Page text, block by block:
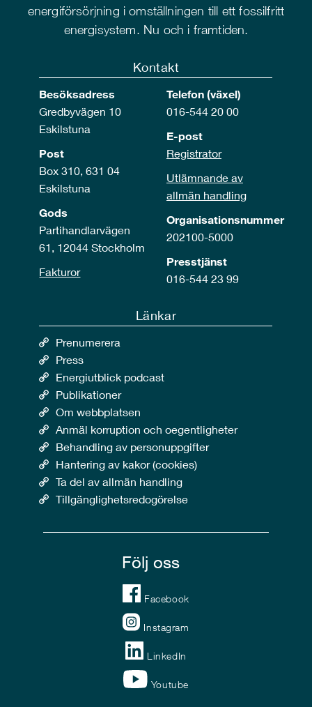
energiförsörjning i omställningen till ett fossilfritt
energisystem. Nu och i framtiden.
Kontakt
Besöksadress
Gredbyvägen 10
Eskilstuna
Post
Box 310, 631 04
Eskilstuna
Gods
Partihandlarvägen
61, 12044 Stockholm
Fakturor
Telefon (växel)
016-544 20 00
E-post
Registrator
Utlämnande av
allmän handling
Organisationsnummer
202100-5000
Presstjänst
016-544 23 99
Länkar
Prenumerera
Press
Energiutblick podcast
Publikationer
Om webbplatsen
Anmäl korruption och oegentligheter
Behandling av personuppgifter
Hantering av kakor (cookies)
Ta del av allmän handling
Tillgänglighetsredogörelse
Följ oss
Facebook
Instagram
LinkedIn
Youtube